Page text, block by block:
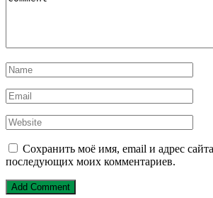
Сохранить моё имя, email и адрес
последующих моих комментариев.